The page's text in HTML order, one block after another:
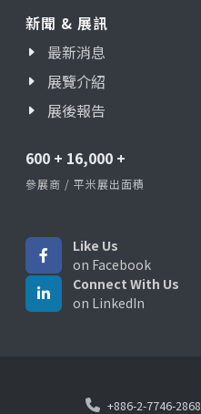
新聞 & 展訊
最新消息
展覽介紹
展後報告
600 + 16,000 +
參展商 / 平米展出面積
Like Us
on Facebook
Connect With Us
on LinkedIn
+886-2-7746-2868